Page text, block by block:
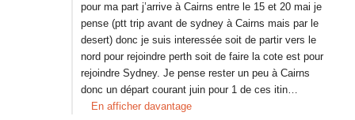
pour ma part j’arrive à Cairns entre le 15 et 20 mai je
pense (ptt trip avant de sydney à Cairns mais par le
desert) donc je suis interessée soit de partir vers le
nord pour rejoindre perth soit de faire la cote est pour
rejoindre Sydney. Je pense rester un peu à Cairns
donc un départ courant juin pour 1 de ces itin…
En afficher davantage